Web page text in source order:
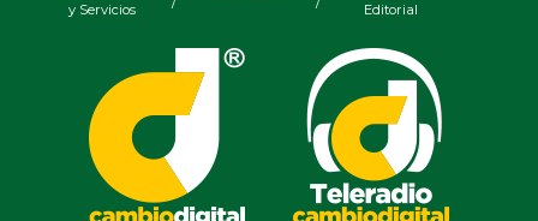
Aproveche
Teléfono: (229) 922-97-15 /